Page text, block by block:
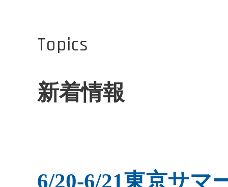
Topics
新着情報
6/20-6/21東京サマ